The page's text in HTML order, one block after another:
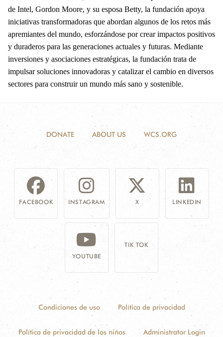
de Intel, Gordon Moore, y su esposa Betty, la fundación apoya
iniciativas transformadoras que abordan algunos de los retos más
apremiantes del mundo, esforzándose por crear impactos positivos
y duraderos para las generaciones actuales y futuras. Mediante
inversiones y asociaciones estratégicas, la fundación trata de
impulsar soluciones innovadoras y catalizar el cambio en diversos
sectores para construir un mundo más sano y sostenible.
DONATE ABOUT US WCS.ORG
FACEBOOK INSTAGRAM X LINKEDIN
YOUTUBE
TIK TOK
Condiciones de uso Política de privacidad
Política de privacidad de los niños Administrator Login